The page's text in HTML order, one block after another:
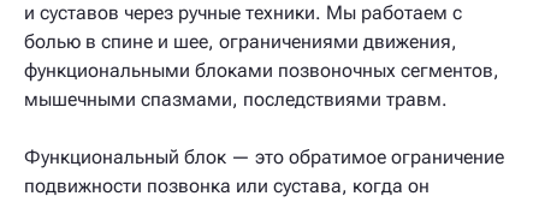
и суставов через ручные техники. Мы работаем с
болью в спине и шее, ограничениями движения,
функциональными блоками позвоночных сегментов,
мышечными спазмами, последствиями травм.
Функциональный блок — это обратимое ограничение
подвижности позвонка или сустава, когда он